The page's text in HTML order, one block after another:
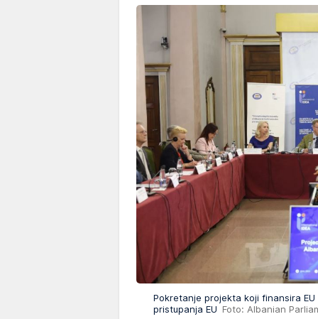
Pokretanje projekta koji finansira
pristupanja EU Foto: Albanian